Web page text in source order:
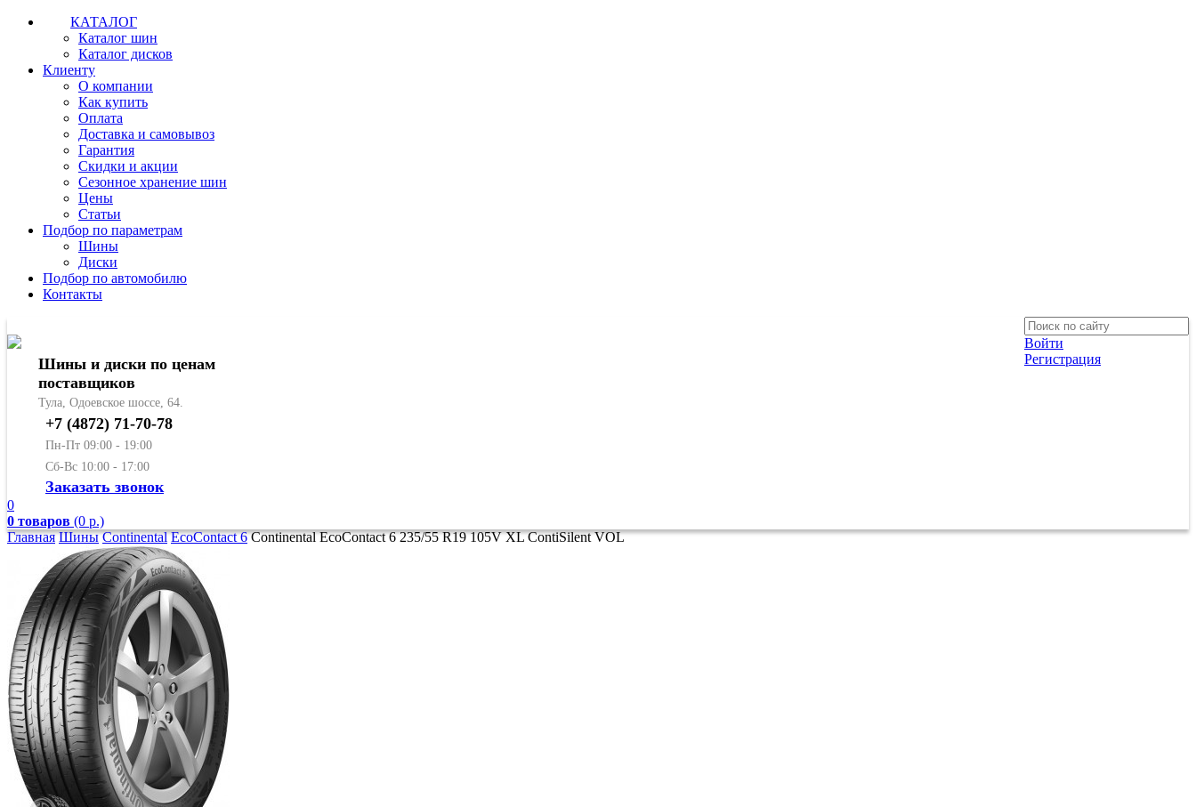
КАТАЛОГ
Каталог шин
Каталог дисков
Клиенту
О компании
Как купить
Оплата
Доставка и самовывоз
Гарантия
Скидки и акции
Сезонное хранение шин
Цены
Статьи
Подбор по параметрам
Шины
Диски
Подбор по автомобилю
Контакты
Войти
Регистрация
Шины и диски по ценам
поставщиков
Тула, Одоевское шоссе, 64.
+7 (4872) 71-70-78
Пн-Пт 09:00 - 19:00
Сб-Вс 10:00 - 17:00
Заказать звонок
0
0 товаров (0 р.)
Главная Шины Continental EcoContact 6Continental EcoContact 6 235/55 R19 105V XL ContiSilent VOL